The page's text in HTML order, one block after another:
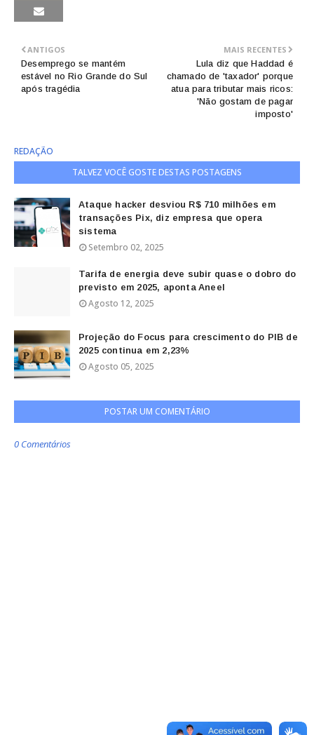
MAIS RECENTES
Lula diz que Haddad é
chamado de 'taxador' porque
atua para tributar mais ricos:
'Não gostam de pagar
imposto'
ANTIGOS
Desemprego se mantém
estável no Rio Grande do Sul
após tragédia
REDAÇÃO
TALVEZ VOCÊ GOSTE DESTAS POSTAGENS
Ataque hacker desviou R$ 710 milhões em
transações Pix, diz empresa que opera
sistema
Setembro 02, 2025
Tarifa de energia deve subir quase o dobro do
previsto em 2025, aponta Aneel
Agosto 12, 2025
Projeção do Focus para crescimento do PIB de
2025 continua em 2,23%
Agosto 05, 2025
POSTAR UM COMENTÁRIO
0 Comentários